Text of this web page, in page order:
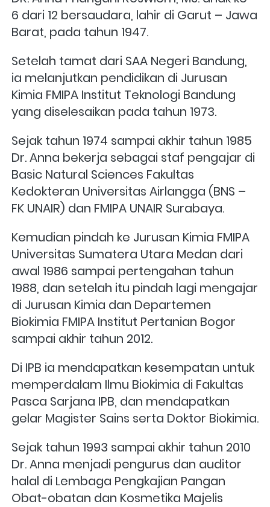
6 dari 12 bersaudara, lahir di Garut – Jawa
Barat, pada tahun 1947.
Setelah tamat dari SAA Negeri Bandung,
ia melanjutkan pendidikan di Jurusan
Kimia FMIPA Institut Teknologi Bandung
yang diselesaikan pada tahun 1973.
Sejak tahun 1974 sampai akhir tahun 1985
Dr. Anna bekerja sebagai staf pengajar di
Basic Natural Sciences Fakultas
Kedokteran Universitas Airlangga (BNS –
FK UNAIR) dan FMIPA UNAIR Surabaya.
Kemudian pindah ke Jurusan Kimia FMIPA
Universitas Sumatera Utara Medan dari
awal 1986 sampai pertengahan tahun
1988, dan setelah itu pindah lagi mengajar
di Jurusan Kimia dan Departemen
Biokimia FMIPA Institut Pertanian Bogor
sampai akhir tahun 2012.
Di IPB ia mendapatkan kesempatan untuk
memperdalam Ilmu Biokimia di Fakultas
Pasca Sarjana IPB, dan mendapatkan
gelar Magister Sains serta Doktor Biokimia.
Sejak tahun 1993 sampai akhir tahun 2010
Dr. Anna menjadi pengurus dan auditor
halal di Lembaga Pengkajian Pangan
Obat-obatan dan Kosmetika Majelis